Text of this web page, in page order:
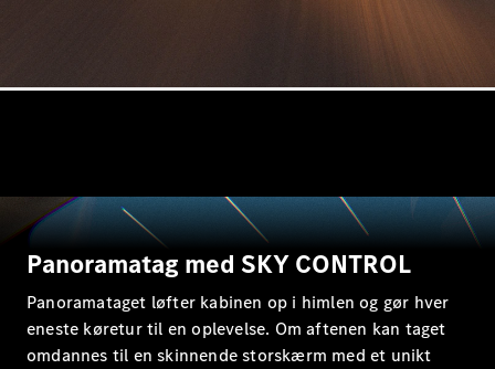
SUV
GLA
Ny Elektrisk
GLA Ny
GLB Elektrisk
GLB
GLC
Elektrisk
GLC
GLC Coupé
Panoramatag med SKY CONTROL
Panoramataget løfter kabinen op i himlen og gør hver
eneste køretur til en oplevelse. Om aftenen kan taget
omdannes til en skinnende storskærm med et unikt